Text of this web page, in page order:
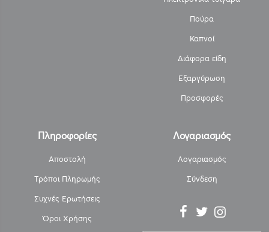
Πούρα
Καπνοί
Διάφορα είδη
Εξαργύρωση
Προσφορές
Πληροφορίες
Αποστολή
Τρόποι Πληρωμής
Συχνές Ερωτήσεις
Όροι Χρήσης
Λογαριασμός
Λογαριασμός
Σύνδεση